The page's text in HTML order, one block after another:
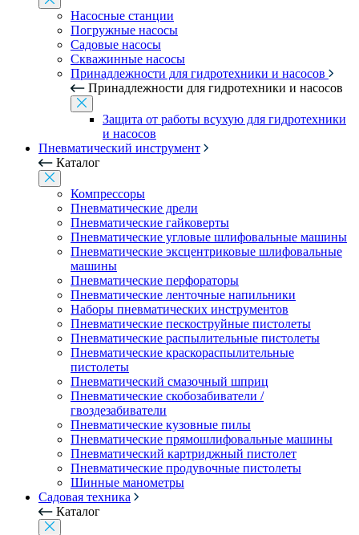
Насосные станции
Погружные насосы
Садовые насосы
Скважинные насосы
Принадлежности для гидротехники и насосов
Принадлежности для гидротехники и насосов
Защита от работы всухую для гидротехники
и насосов
Пневматический инструмент
Каталог
Компрессоры
Пневматические дрели
Пневматические гайковерты
Пневматические угловые шлифовальные машины
Пневматические эксцентриковые шлифовальные
машины
Пневматические перфораторы
Пневматические ленточные напильники
Наборы пневматических инструментов
Пневматические пескоструйные пистолеты
Пневматические распылительные пистолеты
Пневматические краскораспылительные
пистолеты
Пневматический смазочный шприц
Пневматические скобозабиватели /
гвоздезабиватели
Пневматические кузовные пилы
Пневматические прямошлифовальные машины
Пневматический картриджный пистолет
Пневматические продувочные пистолеты
Шинные манометры
Садовая техника
Каталог